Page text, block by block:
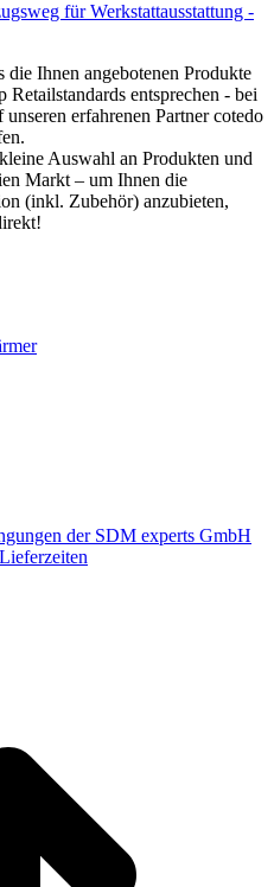
für Werkstattausstattung -
die Ihnen angebotenen Produkte
entsprechen - bei
erfahrenen Partner cotedo
Auswahl an Produkten und
Markt – um Ihnen die
(inkl. Zubehör) anzubieten,
der SDM experts GmbH